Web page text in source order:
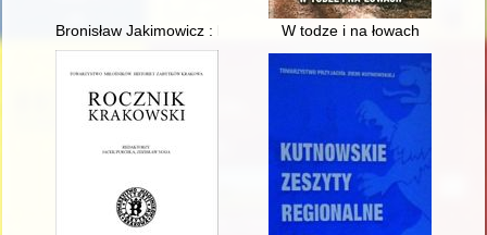
Bronisław Jakimowicz : kawaler Orderu Virtuti Militari :
W todze i na łowach